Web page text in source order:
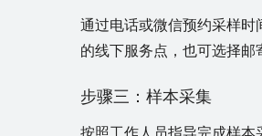
通过电话或微信预约采样
的线下服务点，也可选择邮
步骤三：样本采集